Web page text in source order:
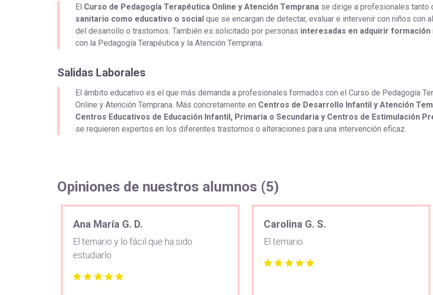
El Curso de Pedagogía Terapéutica Online y Atención Temprana se dirige a profesionales tanto
sanitario como educativo o social que se encargan de detectar, evaluar e intervenir con niños con
del desarrollo o trastornos. También es solicitado por personas interesadas en adquirir formación
con la Pedagogía Terapéutica y la Atención Temprana.
Salidas Laborales
El ámbito educativo es el que más demanda a profesionales formados con el Curso de Pedagogía
Online y Atención Temprana. Más concretamente en Centros de Desarrollo Infantil y Atención
Centros Educativos de Educación Infantil, Primaria o Secundaria y Centros de Estimulación
se requieren expertos en los diferentes trastornos o alteraciones para una intervención eficaz.
Opiniones de nuestros alumnos (5)
Ana María G. D.
El temario y lo fácil que ha sido
estudiarlo
Carolina G. S.
El temario